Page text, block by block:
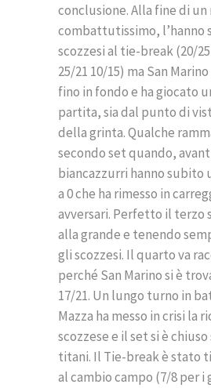
conclusione. Alla fine di un
combattutissimo, l’hanno
scozzesi al tie-break (20/25
25/21 10/15) ma San
fino in fondo e ha giocato
partita, sia dal punto di
della grinta. Qualche
secondo set quando,
biancazzurri hanno subito
a 0 che ha rimesso in
avversari. Perfetto il terzo
alla grande e tenendo
gli scozzesi. Il quarto va
perché San Marino si è
17/21. Un lungo turno in
Mazza ha messo in crisi la
scozzese e il set si è
titani. Il Tie-break è stato
al cambio campo (7/8 per i